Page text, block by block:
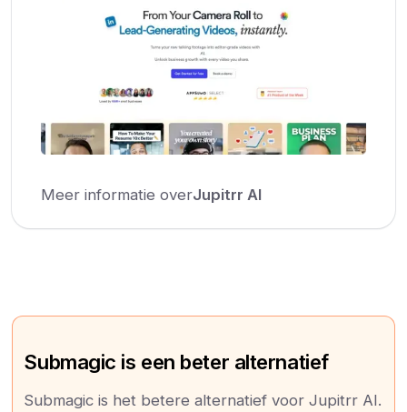
Meer informatie overJupitrr AI
Submagic is een beter alternatief
Submagic is het betere alternatief voor Jupitrr AI.